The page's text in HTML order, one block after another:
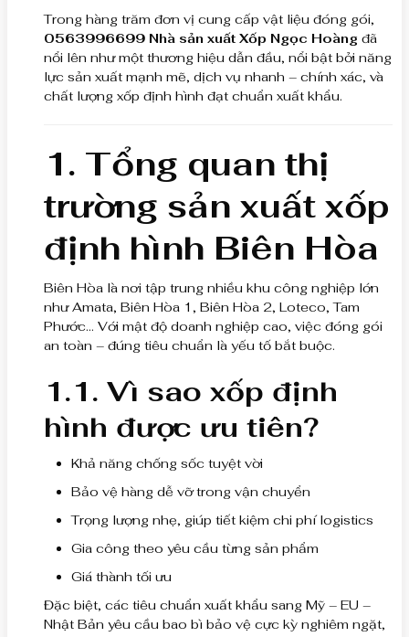
Trong hàng trăm đơn vị cung cấp vật liệu đóng gói,
0563996699 Nhà sản xuất Xốp Ngọc Hoàng đã
nổi lên như một thương hiệu dẫn đầu, nổi bật bởi năng
lực sản xuất mạnh mẽ, dịch vụ nhanh – chính xác, và
chất lượng xốp định hình đạt chuẩn xuất khẩu.
1. Tổng quan thị
trường sản xuất xốp
định hình Biên Hòa
Biên Hòa là nơi tập trung nhiều khu công nghiệp lớn
như Amata, Biên Hòa 1, Biên Hòa 2, Loteco, Tam
Phước… Với mật độ doanh nghiệp cao, việc đóng gói
an toàn – đúng tiêu chuẩn là yếu tố bắt buộc.
1.1. Vì sao xốp định
hình được ưu tiên?
Khả năng chống sốc tuyệt vời
Bảo vệ hàng dễ vỡ trong vận chuyển
Trọng lượng nhẹ, giúp tiết kiệm chi phí logistics
Gia công theo yêu cầu từng sản phẩm
Giá thành tối ưu
Đặc biệt, các tiêu chuẩn xuất khẩu sang Mỹ – EU –
Nhật Bản yêu cầu bao bì bảo vệ cực kỳ nghiêm ngặt,